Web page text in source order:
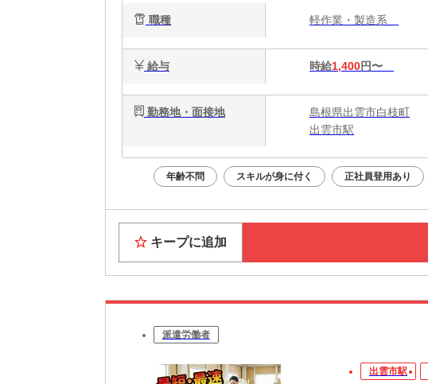
職種 軽作業・製造系
給与 時給1,400円〜
勤務地・面接地
島根県出雲市白枝町
出雲市駅
年齢不問 スキルが身に付く 正社員登用あり
キープに追加
派遣労働者
出雲市駅